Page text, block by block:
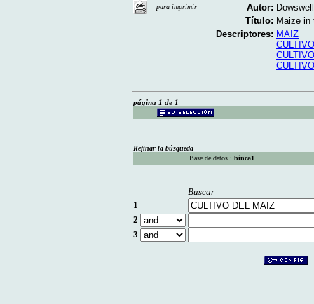
para imprimir
Autor:
Título: Maize in
Descriptores: MAIZ
página 1 de 1
Refinar la búsqueda
Base de datos : binca1
Buscar
1
2
3